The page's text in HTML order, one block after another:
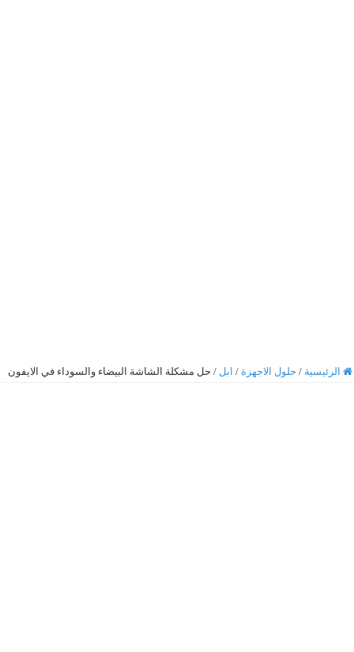
الرئيسية / حلول الاجهزة / ابل / حل مشكلة الشاشة البيضاء والسوداء في الايفون